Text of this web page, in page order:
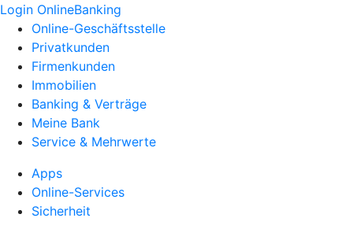
Login OnlineBanking
Online-Geschäftsstelle
Privatkunden
Firmenkunden
Immobilien
Banking & Verträge
Meine Bank
Service & Mehrwerte
Apps
Online-Services
Sicherheit